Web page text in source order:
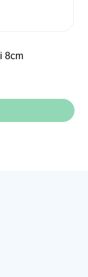
8cm